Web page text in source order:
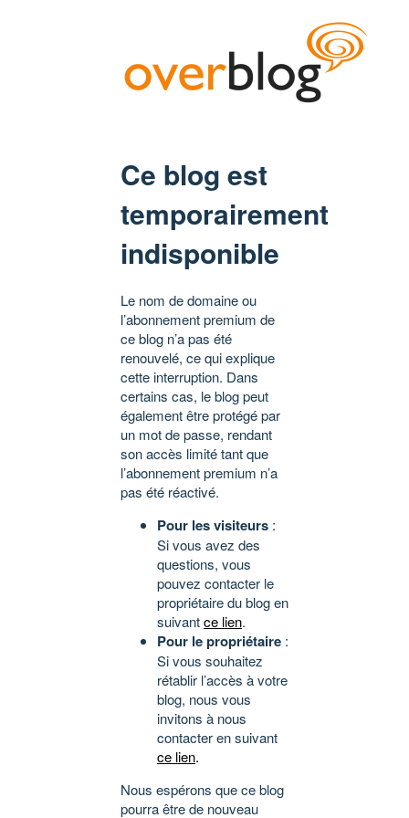
Ce blog est
temporairement
indisponible
Le nom de domaine ou
l’abonnement premium de
ce blog n’a pas été
renouvelé, ce qui explique
cette interruption. Dans
certains cas, le blog peut
également être protégé par
un mot de passe, rendant
son accès limité tant que
l’abonnement premium n’a
pas été réactivé.
Pour les visiteurs :
Si vous avez des
questions, vous
pouvez contacter le
propriétaire du blog en
suivantce lien.
Pour le propriétaire :
Si vous souhaitez
rétablir l’accès à votre
blog, nous vous
invitons à nous
contacter en suivant
ce lien.
Nous espérons que ce blog
pourra être de nouveau